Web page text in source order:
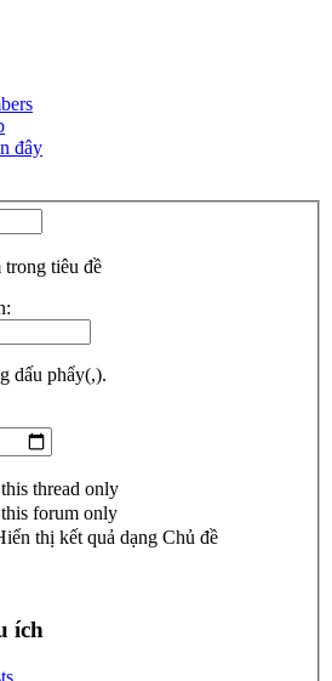
đây
tiêu đề
dấu phẩy(,).
thread only
this forum only
thị kết quả dạng Chủ đề
ích